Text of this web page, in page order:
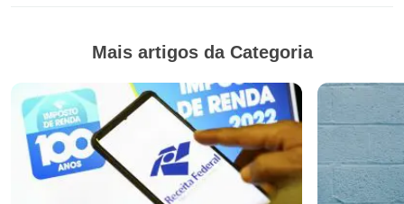
Mais artigos da Categoria